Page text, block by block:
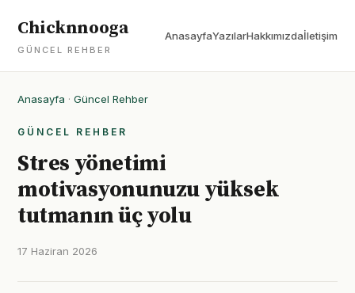
Chicknnooga
GÜNCEL REHBER
AnasayfaYazılarHakkımızdaİletişim
Anasayfa · Güncel Rehber
GÜNCEL REHBER
Stres yönetimi
motivasyonunuzu yüksek
tutmanın üç yolu
17 Haziran 2026